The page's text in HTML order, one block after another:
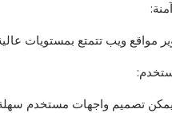
مواقع ويب تتمتع بمستويات
تصميم واجهات مستخدم سهلة